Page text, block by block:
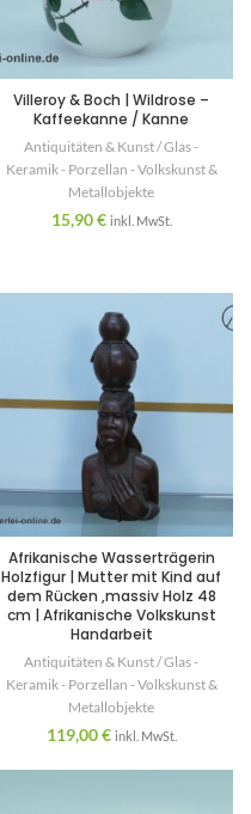
Villeroy & Boch | Wildrose –
Kaffeekanne / Kanne
Antiquitäten & Kunst / Glas -
Keramik - Porzellan - Volkskunst &
Metallobjekte
15,90€ inkl. MwSt.
Afrikanische Wasserträgerin
Holzfigur | Mutter mit Kind auf
dem Rücken ,massiv Holz 48
cm | Afrikanische Volkskunst
Handarbeit
Antiquitäten & Kunst / Glas -
Keramik - Porzellan - Volkskunst &
Metallobjekte
119,00€ inkl. MwSt.